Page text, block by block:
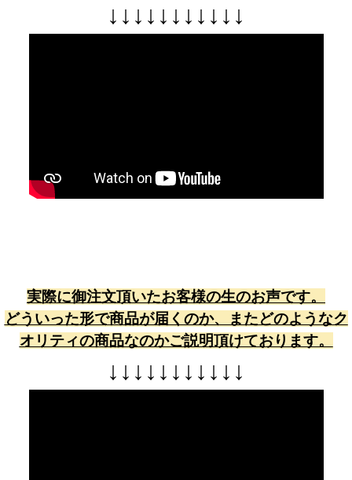
↓ ↓ ↓ ↓ ↓ ↓ ↓ ↓ ↓ ↓ ↓
実際に御注文頂いたお客様の生のお声です。
どういった形で商品が届くのか、またどのようなク
オリティの商品なのかご説明頂けております。
↓ ↓ ↓ ↓ ↓ ↓ ↓ ↓ ↓ ↓ ↓